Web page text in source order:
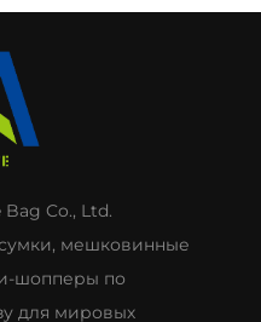
Co., Ltd.
мешковинные
шопперы по
для мировых